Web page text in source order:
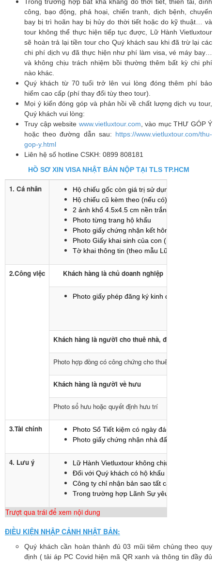
công, bạo động, phá hoại, chiến tranh, dịch bệnh, chuyến
bay bị trì hoãn hay bị hủy do thời tiết hoặc do kỹ thuật… và
tour không thể thực hiện tiếp tục được, Lữ Hành Vietluxtour
sẽ hoàn trả lại tiền tour cho Quý khách sau khi đã trừ lại các
chi phí dịch vụ đã thực hiện như phí làm visa, vé máy bay…
và không chịu trách nhiệm bồi thường thêm bất kỳ chi phí
nào khác.
Quý khách từ 70 tuổi trở lên vui lòng đóng thêm phí bảo
hiểm cao cấp (phí thay đổi tùy theo tour).
Mọi ý kiến đóng góp và phản hồi về chất lượng dịch vụ tour,
Quý khách vui lòng:
Truy cập website www.vietluxtour.com , vào mục THƯ GÓP Ý
hoặc theo đường dẫn sau: https://www.vietluxtour.com/thu-
gop-y.html
Liên hệ số hotline CSKH: 0899 808181
HỒ SƠ XIN VISA NHẬT BẢN NỘP TẠI TLS TP.HCM
1. Cá nhân
Hộ chiếu gốc còn giá trị sử dụng trên 6 tháng
Hộ chiếu cũ kèm theo (nếu có);
2 ảnh khổ 4.5x4.5 cm nền trắng (hình chụp
Photo từng trang hộ khẩu
Photo giấy chứng nhận kết hôn (nếu đã có gia
Photo Giấy khai sinh của con (nếu có con đi
Tờ khai thông tin (theo mẫu Lữ Hành
2.Công việc Khách hàng là chủ doanh nghiệp
Photo giấy phép đăng ký kinh doanh
Khách hàng là người cho thuê nhà, đất, xe
Photo hợp đồng có công chứng cho thuê nhà, đất, xe,
Khách hàng là người về hưu
Photo sổ hưu hoặc quyết định hưu trí
3.Tài chính
Photo Sổ Tiết kiệm có ngày đáo hạn sau
Photo giấy chứng nhận nhà đất, xe hơi (nếu
4. Lưu ý
Lữ Hành Vietluxtour không chịu trách nhiệm
Đối với Quý khách có hộ khẩu từ Bình Định
Công ty chỉ nhận bản sao tất cả các loại hồ
Trong trường hợp Lãnh Sự yêu cầu bổ sung
Trượt qua trái để xem nội dung
ĐIỀU KIỆN NHẬP CẢNH NHẬT BẢN:
Quý khách cần hoàn thành đủ 03 mũi tiêm chủng theo quy
định ( tải áp PC Covid hiện mã QR xanh và thông tin đầy đủ